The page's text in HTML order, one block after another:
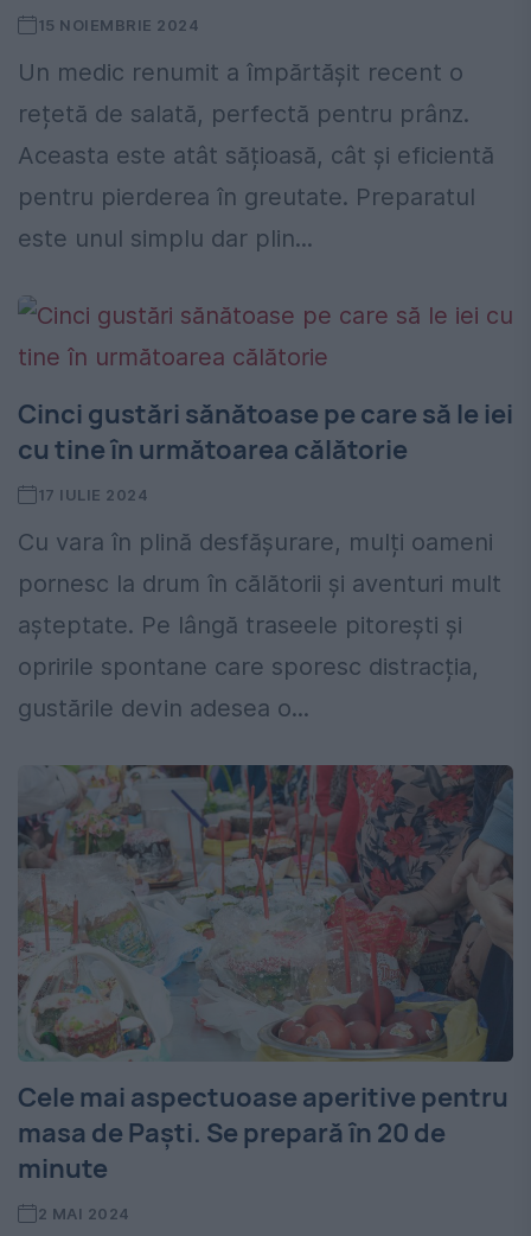
15 NOIEMBRIE 2024
Un medic renumit a împărtășit recent o
rețetă de salată, perfectă pentru prânz.
Aceasta este atât sățioasă, cât și eficientă
pentru pierderea în greutate. Preparatul
este unul simplu dar plin...
Cinci gustări sănătoase pe care să le iei
cu tine în următoarea călătorie
17 IULIE 2024
Cu vara în plină desfășurare, mulți oameni
pornesc la drum în călătorii și aventuri mult
așteptate. Pe lângă traseele pitorești și
opririle spontane care sporesc distracția,
gustările devin adesea o...
Cele mai aspectuoase aperitive pentru
masa de Paști. Se prepară în 20 de
minute
2 MAI 2024